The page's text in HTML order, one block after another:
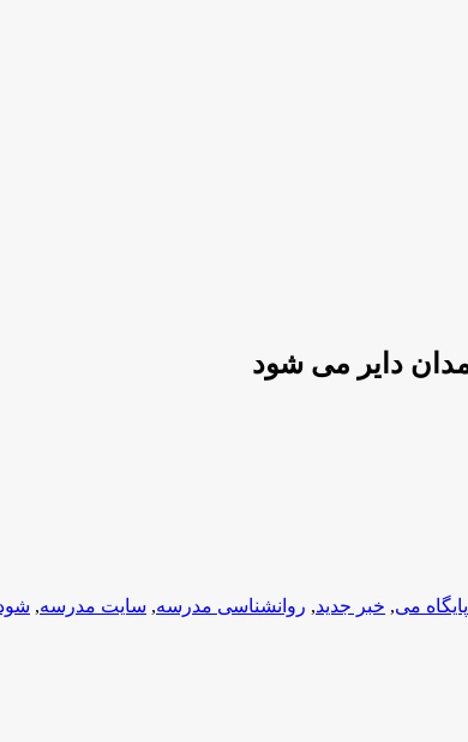
پایگاه می, خبر جدید, روانشناسی مدرسه, سایت مدرسه,